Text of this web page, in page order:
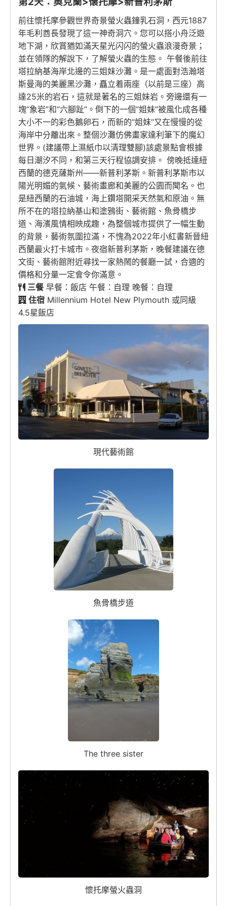
前往懷托摩參觀世界奇景螢火蟲鐘乳石洞，西元1887
年毛利酋長發現了這一神奇洞穴。您可以搭小舟泛遊
地下湖，欣賞猶如滿天星光闪闪的螢火蟲浪漫奇景；
並在領隊的解說下，了解螢火蟲的生態。 午餐後前往
塔拉納基海岸北邊的三姐妹沙灘。是一處面對浩瀚塔
斯曼海的美麗黑沙灘，矗立着兩座（以前是三座）高
達25米的岩石，這就是著名的三姐妹岩。旁邊還有一
塊“象岩”和“六腳趾”。倒下的一個“姐妹”被風化成各種
大小不一的彩色鵝卵石，而新的“姐妹”又在慢慢的從
海岸中分離出來。整個沙灘仿佛畫家達利筆下的魔幻
世界。(建議帶上濕紙巾以清理雙腳)該處景點會根據
每日潮汐不同，和第三天行程協調安排。 傍晚抵達紐
西蘭的德克薩斯州——新普利茅斯。新普利茅斯市以
陽光明媚的氣候、藝術畫廊和美麗的公園而聞名。也
是紐西蘭的石油城，海上鑽塔開采天然氣和原油。無
所不在的塔拉納基山和塗鴉街、藝術館、魚骨橋步
道、海濱風情相映成趣，為整個城市提供了一幅生動
的背景，藝術氛圍拉滿，不愧為2022年小紅書新晉紐
西蘭最火打卡城市。夜宿新普利茅斯，晚餐建議在德
文街、藝術館附近尋找一家熱鬧的餐廳一試，合適的
價格和分量一定會令你滿意。
三餐早餐：飯店 午餐：自理 晚餐：自理
住宿 Millennium Hotel New Plymouth 或同級
4.5星飯店
現代藝術館
魚骨橋步道
The three sister
懷托摩螢火蟲洞